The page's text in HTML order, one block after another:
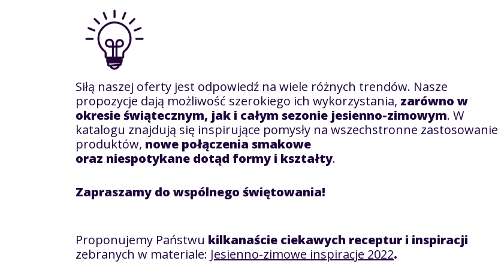
Siłą naszej oferty jest odpowiedź na wiele różnych trendów. Nasze
propozycje dają możliwość szerokiego ich wykorzystania, zarówno w
okresie świątecznym, jak i całym sezonie jesienno-zimowym. W
katalogu znajdują się inspirujące pomysły na wszechstronne zastosowanie
produktów, nowe połączenia smakowe
oraz niespotykane dotąd formy i kształty.
Zapraszamy do wspólnego świętowania!
Proponujemy Państwu kilkanaście ciekawych receptur i inspiracji
zebranych w materiale: Jesienno-zimowe inspiracje 2022.